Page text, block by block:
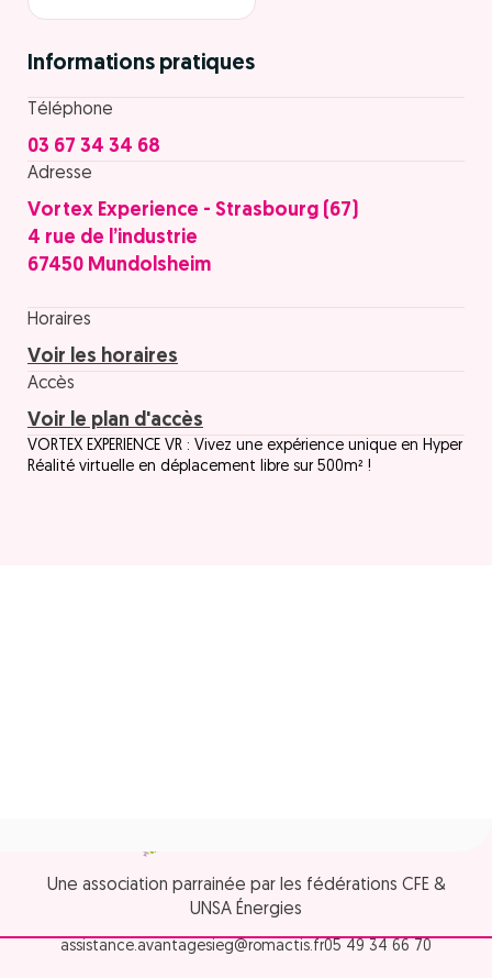
Informations pratiques
Téléphone
03 67 34 34 68
Adresse
Vortex Experience - Strasbourg (67)
4 rue de l’industrie
67450 Mundolsheim
Horaires
Voir les horaires
Accès
Voir le plan d'accès
VORTEX EXPERIENCE VR : Vivez une expérience unique en Hyper
Réalité virtuelle en déplacement libre sur 500m² !
Une association parrainée par les fédérations CFE &
UNSA Énergies
assistance.avantagesieg@romactis.fr05 49 34 66 70